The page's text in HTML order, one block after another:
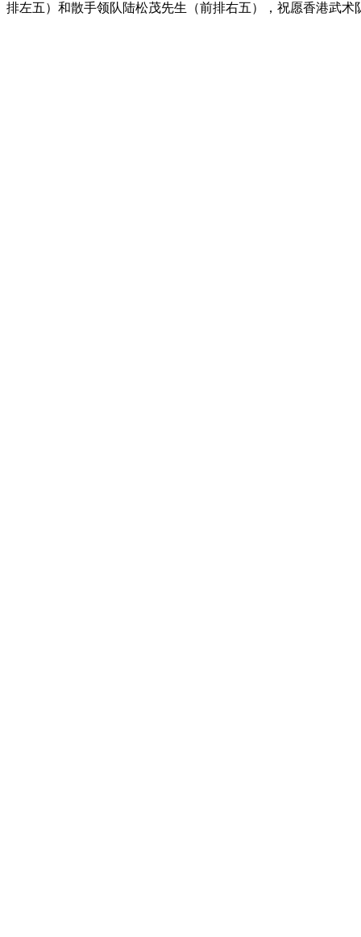
排左五）和散手领队陆松茂先生（前排右五），祝愿香港武术